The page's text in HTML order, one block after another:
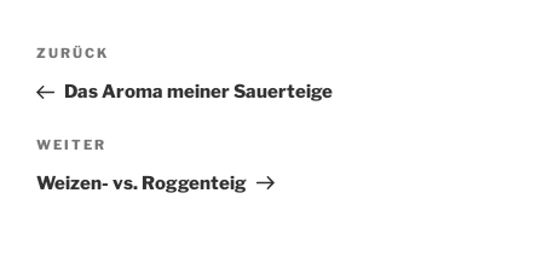
Beitragsnavigation
Vorheriger
Beitrag
ZURÜCK
Das Aroma meiner Sauerteige
Nächster
Beitrag
WEITER
Weizen- vs. Roggenteig